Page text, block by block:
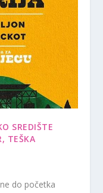
SREDIŠTE
TEŠKA
do početka